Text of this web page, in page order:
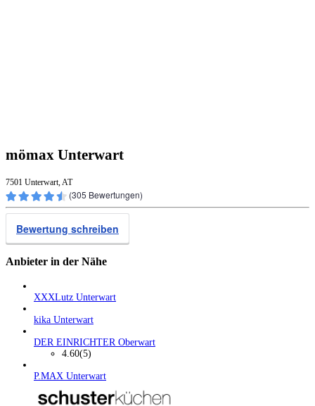
mömax Unterwart
7501 Unterwart, AT
(305 Bewertungen)
Bewertung schreiben
Anbieter in der Nähe
XXXLutz Unterwart
kika Unterwart
DER EINRICHTER Oberwart
4.60(5)
P.MAX Unterwart